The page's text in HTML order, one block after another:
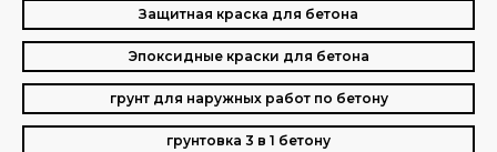
Защитная краска для бетона
Эпоксидные краски для бетона
грунт для наружных работ по бетону
грунтовка 3 в 1 бетону